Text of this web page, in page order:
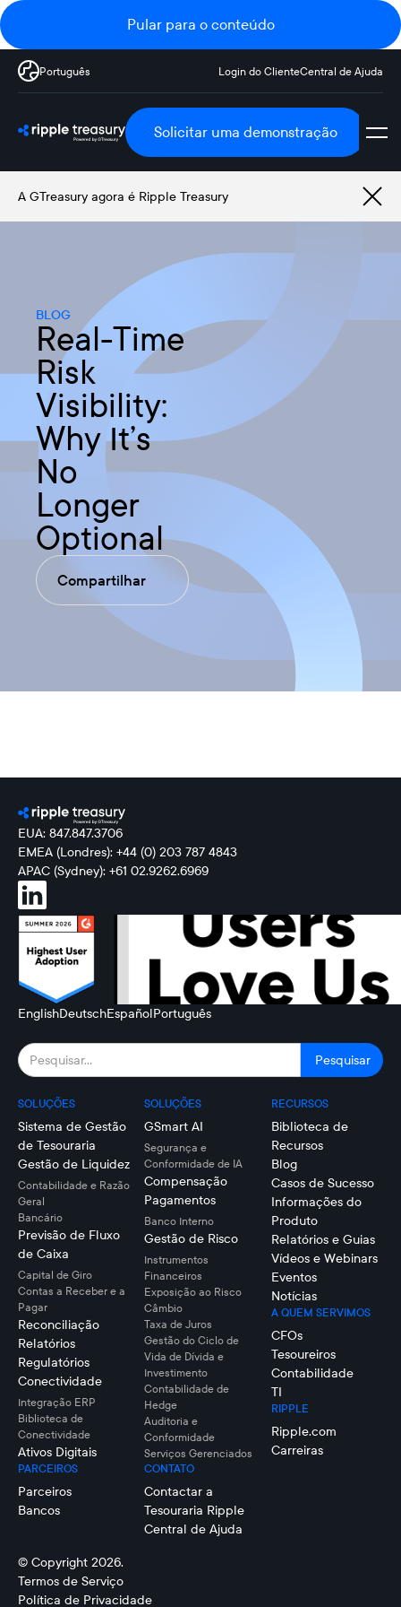
Pular para o conteúdo
Português Login do ClienteCentral de Ajuda
Solicitar uma demonstração
A GTreasury agora é Ripple Treasury
BLOG
Real-Time
Risk
Visibility:
Why It’s
No
Longer
Optional
Compartilhar
EUA: 847.847.3706
EMEA (Londres): +44 (0) 203 787 4843
APAC (Sydney): +61 02.9262.6969
EnglishDeutschEspañolPortuguês
SOLUÇÕES
Sistema de Gestão
de Tesouraria
Gestão de Liquidez
Contabilidade e Razão
Geral
Bancário
Previsão de Fluxo
de Caixa
Capital de Giro
Contas a Receber e a
Pagar
Reconciliação
Relatórios
Regulatórios
Conectividade
Integração ERP
Biblioteca de
Conectividade
Ativos Digitais
PARCEIROS
Parceiros
Bancos
SOLUÇÕES
GSmart AI
Segurança e
Conformidade de IA
Compensação
Pagamentos
Banco Interno
Gestão de Risco
Instrumentos
Financeiros
Exposição ao Risco
Câmbio
Taxa de Juros
Gestão do Ciclo de
Vida de Dívida e
Investimento
Contabilidade de
Hedge
Auditoria e
Conformidade
Serviços Gerenciados
CONTATO
Contactar a
Tesouraria Ripple
Central de Ajuda
RECURSOS
Biblioteca de
Recursos
Blog
Casos de Sucesso
Informações do
Produto
Relatórios e Guias
Vídeos e Webinars
Eventos
Notícias
A QUEM SERVIMOS
CFOs
Tesoureiros
Contabilidade
TI
RIPPLE
Ripple.com
Carreiras
© Copyright 2026.
Termos de Serviço
Política de Privacidade